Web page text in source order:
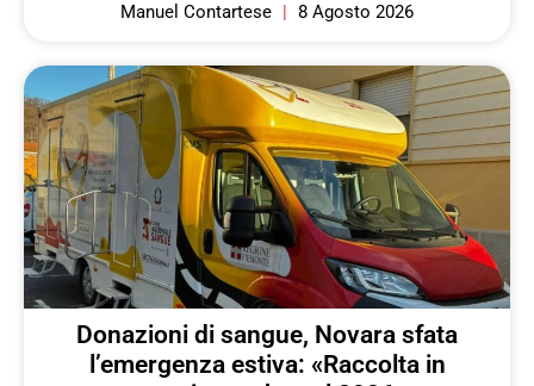
Manuel Contartese 8 Agosto 2026
Donazioni di sangue, Novara sfata
l’emergenza estiva: «Raccolta in